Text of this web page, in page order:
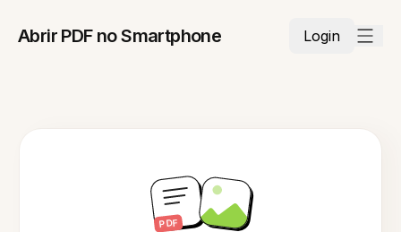
Abrir PDF no Smartphone Login